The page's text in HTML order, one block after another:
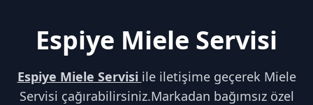
Espiye Miele Servisi
Espiye Miele Servisi ile iletişime geçerek Miele
Servisi çağırabilirsiniz.Markadan bağımsız özel